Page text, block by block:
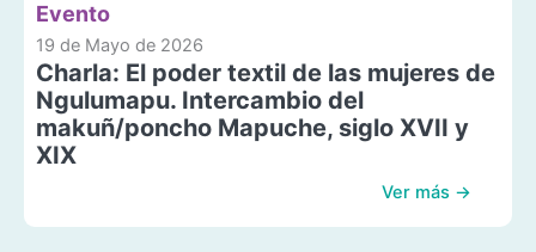
Evento
19 de Mayo de 2026
Charla: El poder textil de las mujeres de
Ngulumapu. Intercambio del
makuñ/poncho Mapuche, siglo XVII y
XIX
Ver más →